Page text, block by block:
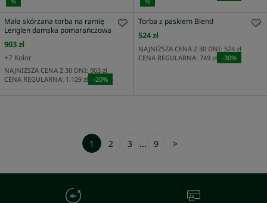
Mała skórzana torba na ramię
Lenglen damska pomarańczowa
903 zł
+7 Kolor
NAJNIŻSZA CENA Z 30 DNI: 903 zł
CENA REGULARNA: 1.129 zł -20%
Torba z paskiem Blend
524 zł
NAJNIŻSZA CENA Z 30 DNI: 524 zł
CENA REGULARNA: 749 zł -30%
1 2 3 ... 9 >